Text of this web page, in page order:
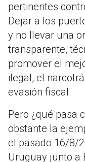
pertinentes
Dejar a los
y no llevar una
transparente,
promover el
ilegal, el
evasión fiscal.
Pero ¿qué pasa
obstante la
el pasado 16/8/
Uruguay junto a